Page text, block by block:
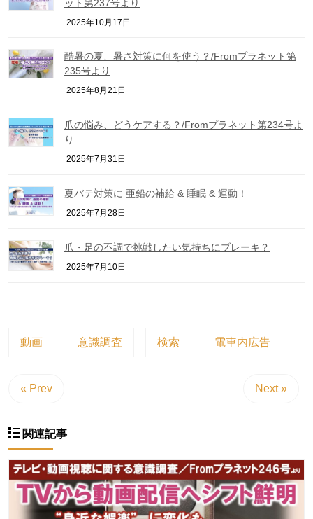
ット第237号より
2025年10月17日
酷暑の夏、暑さ対策に何を使う？/Fromプラネット第
235号より
2025年8月21日
爪の悩み、どうケアする？/Fromプラネット第234号よ
り
2025年7月31日
夏バテ対策に 亜鉛の補給 & 睡眠 & 運動！
2025年7月28日
爪・足の不調で挑戦したい気持ちにブレーキ？
2025年7月10日
動画 意識調査 検索 電車内広告
« Prev Next »
関連記事